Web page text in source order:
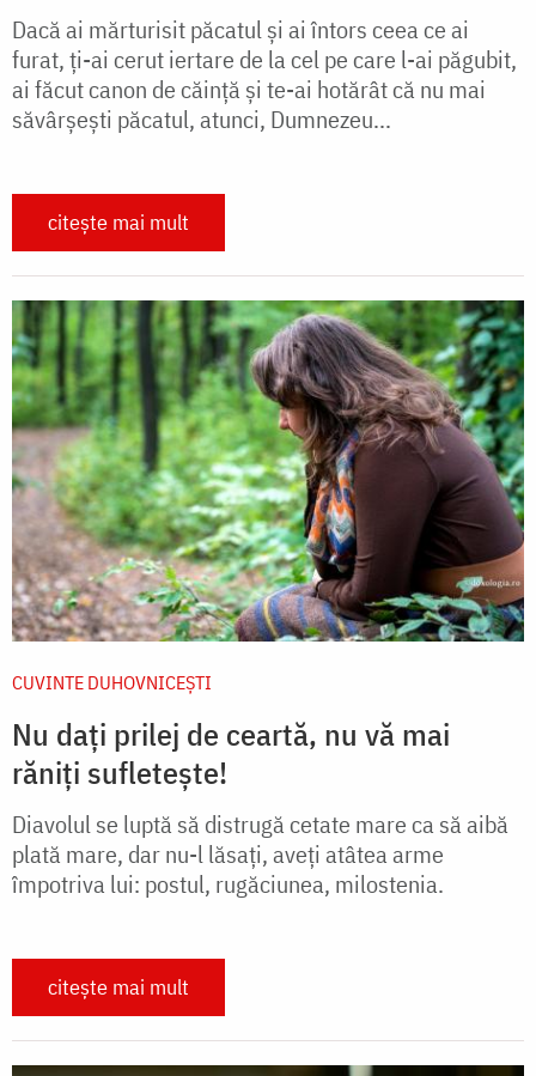
Dacă ai mărturisit păcatul și ai întors ceea ce ai
furat, ți-ai cerut iertare de la cel pe care l-ai păgubit,
ai făcut canon de căință și te-ai hotărât că nu mai
săvârșești păcatul, atunci, Dumnezeu...
citește mai mult
CUVINTE DUHOVNICEȘTI
Nu dați prilej de ceartă, nu vă mai
răniți sufletește!
Diavolul se luptă să distrugă cetate mare ca să aibă
plată mare, dar nu-l lăsați, aveți atâtea arme
împotriva lui: postul, rugăciunea, milostenia.
citește mai mult